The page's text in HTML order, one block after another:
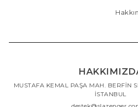
MUSTAFA KEMAL PAŞA MAH. BERFİN
İSTANBUL